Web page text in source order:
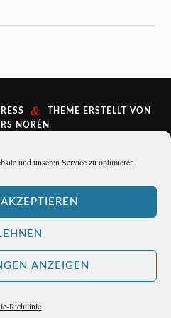
und unseren Service zu optimieren.
ANZEIGEN
Richtlinie
&
THEME ERSTELLT VON